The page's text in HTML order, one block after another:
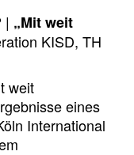
| „Mit weit
KISD, TH
weit
eines
International